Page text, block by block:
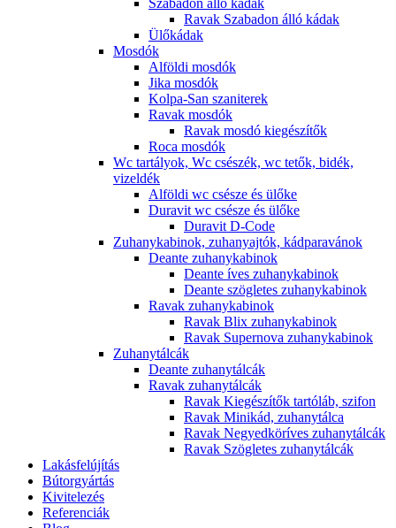
Szabadon álló kádak
Ravak Szabadon álló kádak
Ülőkádak
Mosdók
Alföldi mosdók
Jika mosdók
Kolpa-San szaniterek
Ravak mosdók
Ravak mosdó kiegészítők
Roca mosdók
Wc tartályok, Wc csészék, wc tetők, bidék,
vizeldék
Alföldi wc csésze és ülőke
Duravit wc csésze és ülőke
Duravit D-Code
Zuhanykabinok, zuhanyajtók, kádparavánok
Deante zuhanykabinok
Deante íves zuhanykabinok
Deante szögletes zuhanykabinok
Ravak zuhanykabinok
Ravak Blix zuhanykabinok
Ravak Supernova zuhanykabinok
Zuhanytálcák
Deante zuhanytálcák
Ravak zuhanytálcák
Ravak Kiegészítők tartóláb, szifon
Ravak Minikád, zuhanytálca
Ravak Negyedköríves zuhanytálcák
Ravak Szögletes zuhanytálcák
Lakásfelújítás
Bútorgyártás
Kivitelezés
Referenciák